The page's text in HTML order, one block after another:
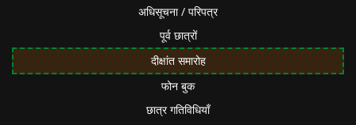
अधिसूचना / परिपत्र
पूर्व छात्रों
दीक्षांत समारोह
फोन बुक
छात्र गतिविधियाँ